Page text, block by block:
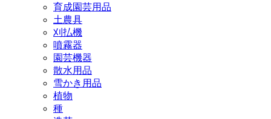
育成園芸用品
土農具
刈払機
噴霧器
園芸機器
散水用品
雪かき用品
植物
種